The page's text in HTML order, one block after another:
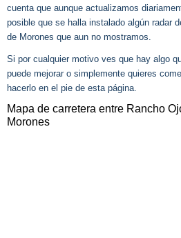
cuenta que aunque actualizamos
posible que se halla instalado algún radar
de Morones que aun no mostramos.
Si por cualquier motivo ves que hay algo
puede mejorar o simplemente quieres
hacerlo en el pie de esta página.
Mapa de carretera entre Rancho
Morones